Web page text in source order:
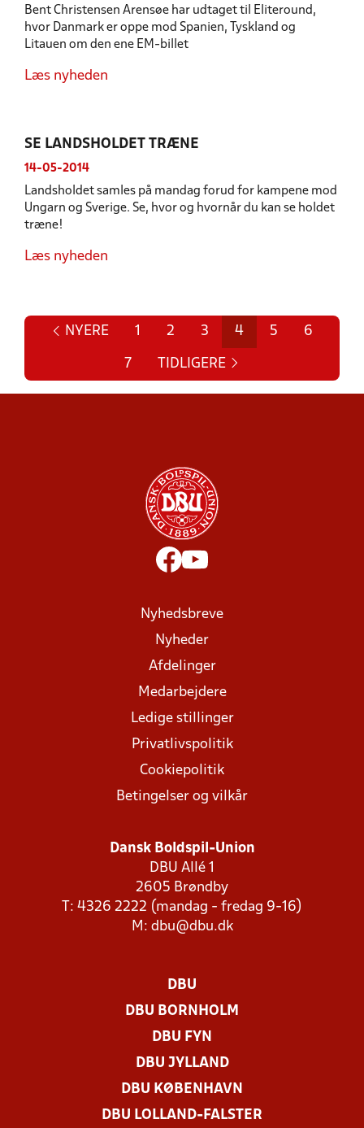
Bent Christensen Arensøe har udtaget til Eliteround,
hvor Danmark er oppe mod Spanien, Tyskland og
Litauen om den ene EM-billet
Læs nyheden
SE LANDSHOLDET TRÆNE
14-05-2014
Landsholdet samles på mandag forud for kampene mod
Ungarn og Sverige. Se, hvor og hvornår du kan se holdet
træne!
Læs nyheden
NYERE 1 2 3 4 5 6
7 TIDLIGERE
Nyhedsbreve
Nyheder
Afdelinger
Medarbejdere
Ledige stillinger
Privatlivspolitik
Cookiepolitik
Betingelser og vilkår
Dansk Boldspil-Union
DBU Allé 1
2605 Brøndby
T: 4326 2222 (mandag - fredag 9-16)
M: dbu@dbu.dk
DBU
DBU BORNHOLM
DBU FYN
DBU JYLLAND
DBU KØBENHAVN
DBU LOLLAND-FALSTER